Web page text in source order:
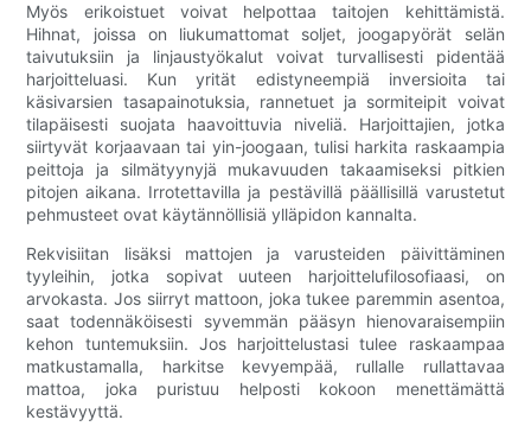
Myös erikoistuet voivat helpottaa taitojen kehittämistä.
Hihnat, joissa on liukumattomat soljet, joogapyörät selän
taivutuksiin ja linjaustyökalut voivat turvallisesti pidentää
harjoitteluasi. Kun yrität edistyneempiä inversioita tai
käsivarsien tasapainotuksia, rannetuet ja sormiteipit voivat
tilapäisesti suojata haavoittuvia niveliä. Harjoittajien, jotka
siirtyvät korjaavaan tai yin-joogaan, tulisi harkita raskaampia
peittoja ja silmätyynyjä mukavuuden takaamiseksi pitkien
pitojen aikana. Irrotettavilla ja pestävillä päällisillä varustetut
pehmusteet ovat käytännöllisiä ylläpidon kannalta.
Rekvisiitan lisäksi mattojen ja varusteiden päivittäminen
tyyleihin, jotka sopivat uuteen harjoittelufilosofiaasi, on
arvokasta. Jos siirryt mattoon, joka tukee paremmin asentoa,
saat todennäköisesti syvemmän pääsyn hienovaraisempiin
kehon tuntemuksiin. Jos harjoittelustasi tulee raskaampaa
matkustamalla, harkitse kevyempää, rullalle rullattavaa
mattoa, joka puristuu helposti kokoon menettämättä
kestävyyttä.